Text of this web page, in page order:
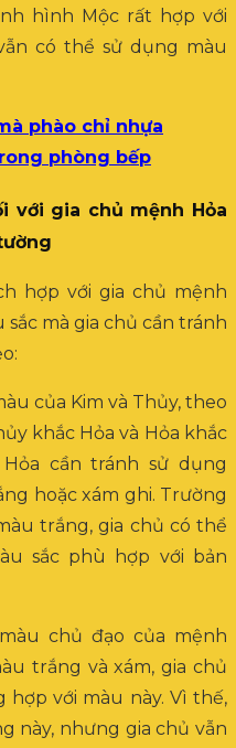
hình Mộc rất hợp với
có thể sử dụng màu
phào chỉ nhựa
phòng bếp
với gia chủ mệnh Hỏa
hợp với gia chủ mệnh
mà gia chủ cần tránh
của Kim và Thủy, theo
khắc Hỏa và Hỏa khắc
cần tránh sử dụng
hoặc xám ghi. Trường
trắng, gia chủ có thể
sắc phù hợp với bản
chủ đạo của mệnh
trắng và xám, gia chủ
hợp với màu này. Vì thế,
này, nhưng gia chủ vẫn